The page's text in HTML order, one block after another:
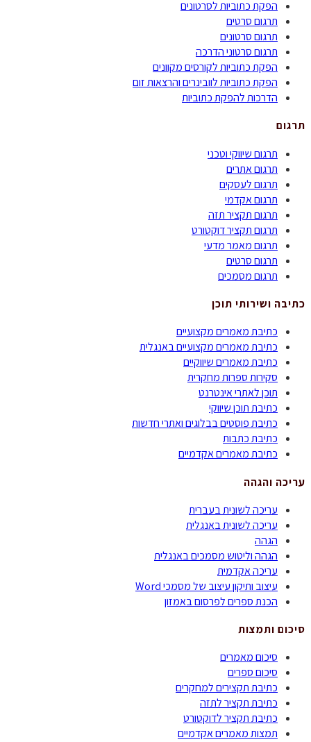
הפקת כתוביות לסרטונים
תרגום סרטים
תרגום סרטונים
תרגום סרטוני הדרכה
הפקת כתוביות לקורסים מקוונים
הפקת כתוביות לוובינרים והרצאות זום
הדרכות להפקת כתוביות
תרגום
תרגום שיווקי וטכני
תרגום אתרים
תרגום לעסקים
תרגום אקדמי
תרגום תקציר תזה
תרגום תקציר דוקטורט
תרגום מאמר מדעי
תרגום סרטים
תרגום מסמכים
כתיבה ושירותי תוכן
כתיבת מאמרים מקצועיים
כתיבת מאמרים מקצועיים באנגלית
כתיבת מאמרים שיווקיים
סקירות ספרות מחקרית
תוכן לאתרי אינטרנט
כתיבת תוכן שיווקי
כתיבת פוסטים בבלוגים ואתרי חדשות
כתיבת כתבות
כתיבת מאמרים אקדמיים
עריכה והגהה
עריכה לשונית בעברית
עריכה לשונית באנגלית
הגהה
הגהה וליטוש מסמכים באנגלית
עריכה אקדמית
עיצוב ותיקון עיצוב של מסמכי Word
הכנת ספרים לפרסום באמזון
סיכום ותמצות
סיכום מאמרים
סיכום ספרים
כתיבת תקצירים למחקרים
כתיבת תקציר לתזה
כתיבת תקציר לדוקטורט
תמצות מאמרים אקדמיים